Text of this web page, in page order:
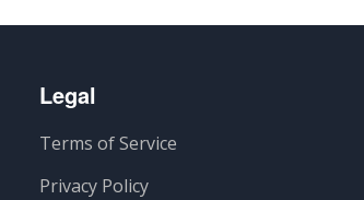
Legal
Terms of Service
Privacy Policy